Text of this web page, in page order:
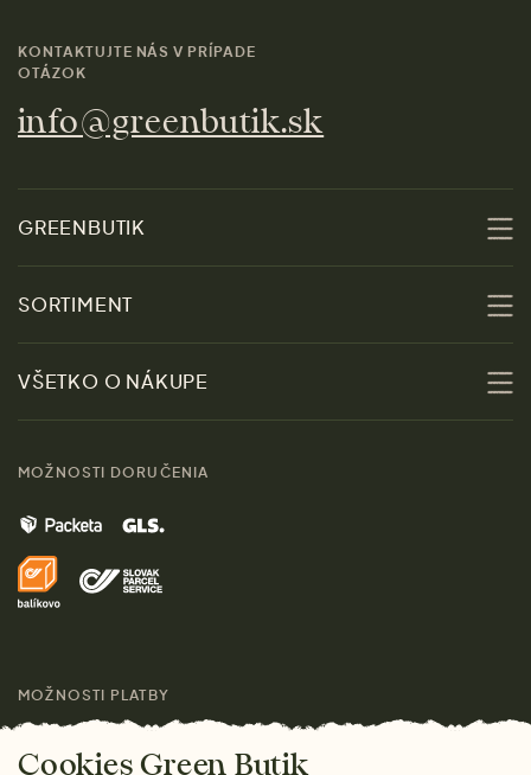
KONTAKTUJTE NÁS V PRÍPADE
OTÁZOK
info@greenbutik.sk
GREENBUTIK
O nás
Udržateľnosť
Kontakt
Značky
Pre médiá
SORTIMENT
Zľavy
Ženy
Muži
Darčeky
VŠETKO O NÁKUPE
Doprava a platba
MOŽNOSTI DORUČENIA
MOŽNOSTI PLATBY
Cookies Green Butik